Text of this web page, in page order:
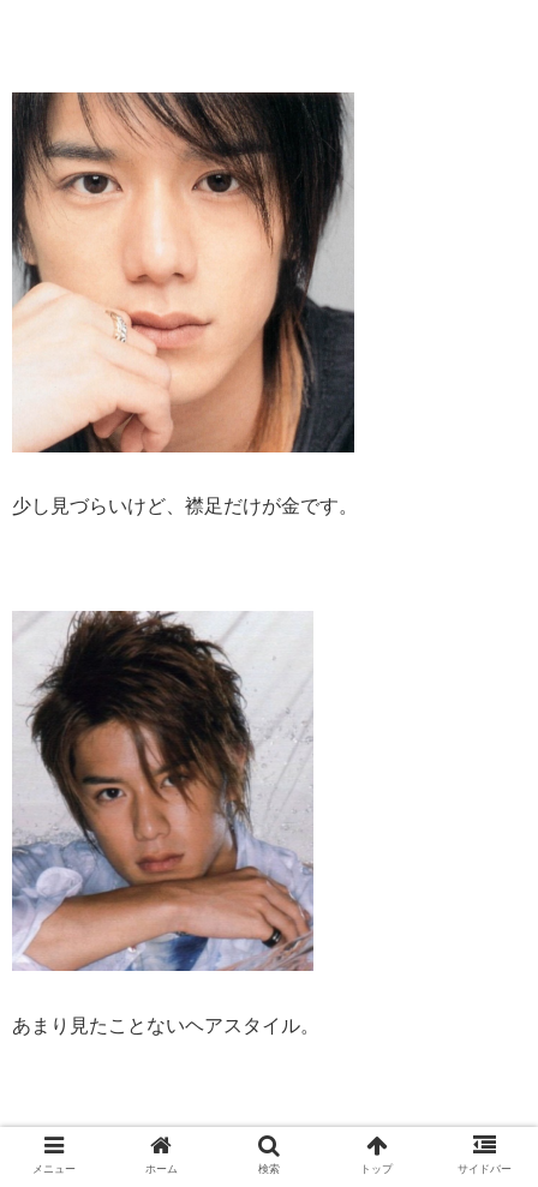
少し見づらいけど、襟足だけが金です。
あまり見たことないヘアスタイル。
メニュー ホーム 検索 トップ サイドバー